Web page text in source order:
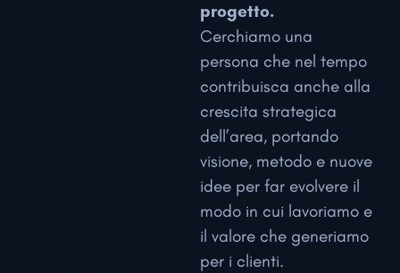
progetto.
Cerchiamo una
persona che nel tempo
contribuisca anche alla
crescita strategica
dell’area, portando
visione, metodo e nuove
idee per far evolvere il
modo in cui lavoriamo e
il valore che generiamo
per i clienti.